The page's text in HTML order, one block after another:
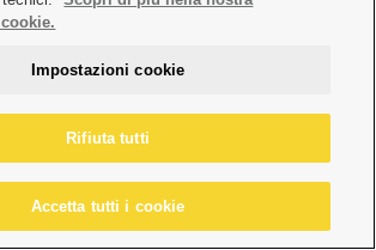
Impostazioni cookie
Rifiuta tutti
Accetta tutti i cookie